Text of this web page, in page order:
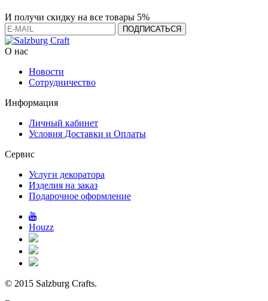
И получи скидку на все товары 5%
О нас
Новости
Сотрудничество
Информация
Личный кабинет
Условия Доставки и Оплаты
Сервис
Услуги декоратора
Изделия на заказ
Подарочное оформление
Houzz
© 2015 Salzburg Crafts.